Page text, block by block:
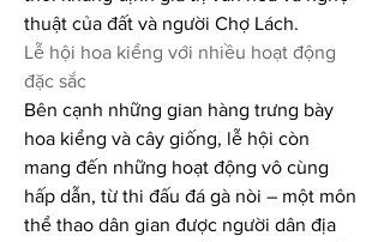
thuật của đất và người Chợ Lách.
Lễ hội hoa kiểng với nhiều hoạt động
đặc sắc
Bên cạnh những gian hàng trưng bày
hoa kiểng và cây giống, lễ hội còn
mang đến những hoạt động vô cùng
hấp dẫn, từ thi đấu đá gà nòi – một môn
thể thao dân gian được người dân địa